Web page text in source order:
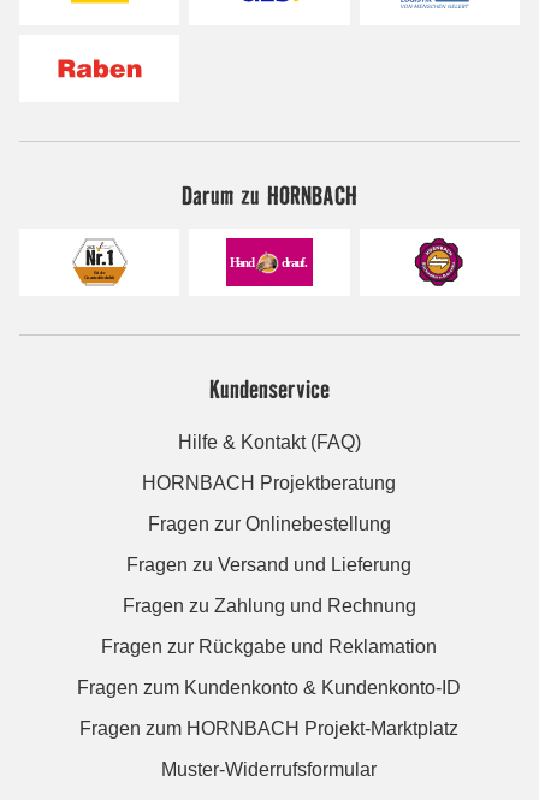
Darum zu HORNBACH
Kundenservice
Hilfe & Kontakt (FAQ)
HORNBACH Projektberatung
Fragen zur Onlinebestellung
Fragen zu Versand und Lieferung
Fragen zu Zahlung und Rechnung
Fragen zur Rückgabe und Reklamation
Fragen zum Kundenkonto & Kundenkonto-ID
Fragen zum HORNBACH Projekt-Marktplatz
Muster-Widerrufsformular